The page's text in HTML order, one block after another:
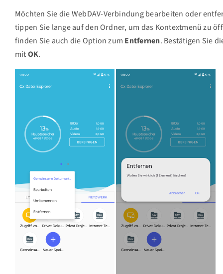
Möchten Sie die WebDAV-Verbindung bearbeiten oder
tippen Sie lange auf den Ordner, um das Kontextmenü zu
finden Sie auch die Option zum Entfernen. Bestätigen Sie
mitOK.